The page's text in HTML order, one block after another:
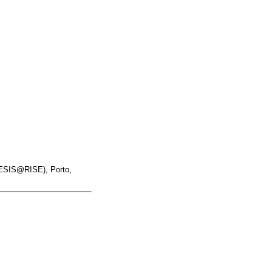
Porto,